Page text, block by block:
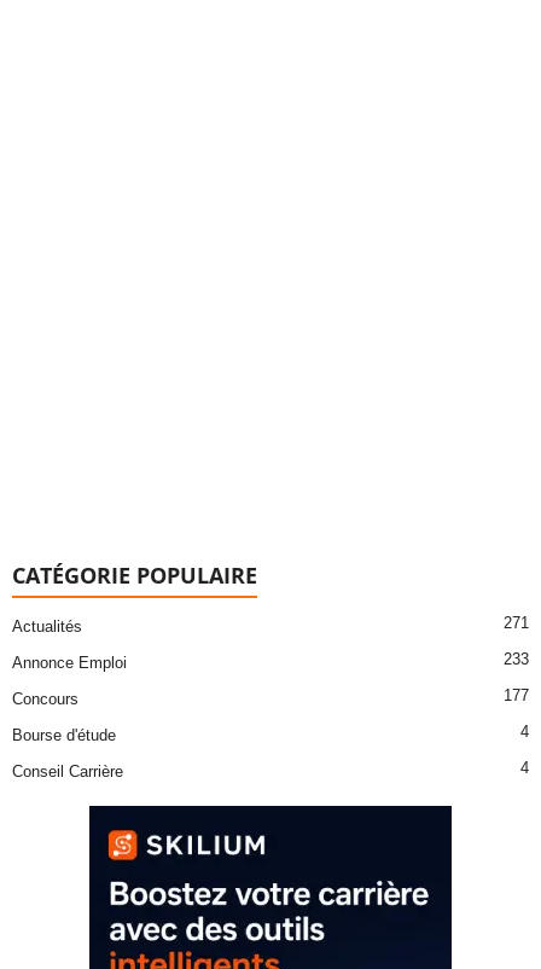
CATÉGORIE POPULAIRE
Actualités 271
Annonce Emploi 233
Concours 177
Bourse d'étude 4
Conseil Carrière 4